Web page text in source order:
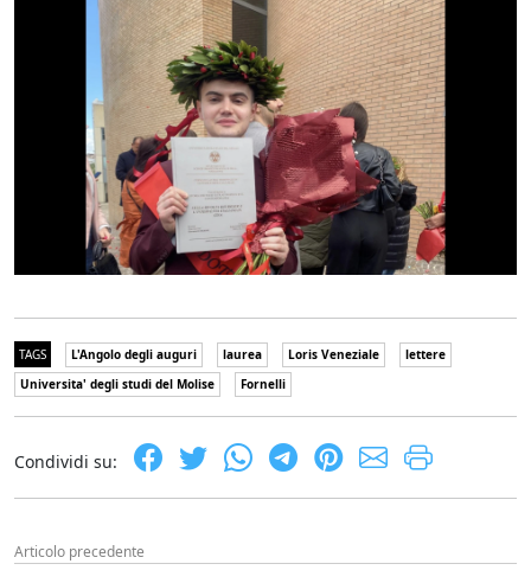
TAGS L'Angolo degli auguri laurea Loris Veneziale
lettere
Universita' degli studi del Molise
Fornelli
Condividi su:
Articolo precedente